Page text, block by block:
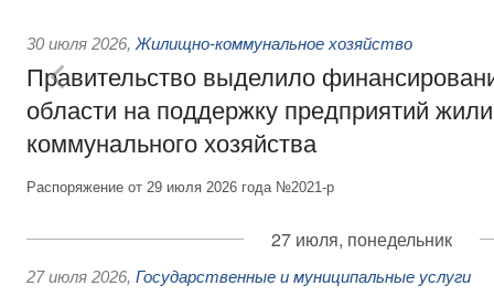
30 июля 2026, Жилищно-коммунальное хозяйство
Правительство выделило
области на поддержку предприятий
коммунального хозяйства
Распоряжение от 29 июля 2026 года №2021-р
27 июля, понедельник
27 июля 2026, Государственные и муниципальные услуги